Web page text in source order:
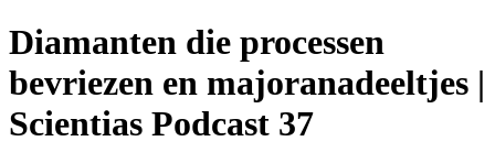
Diamanten die processen
bevriezen en majoranadeeltjes |
Scientias Podcast 37